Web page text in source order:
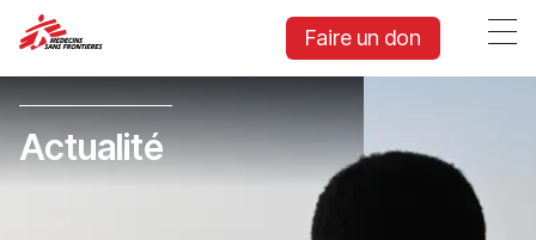
Faire un don
Actualité